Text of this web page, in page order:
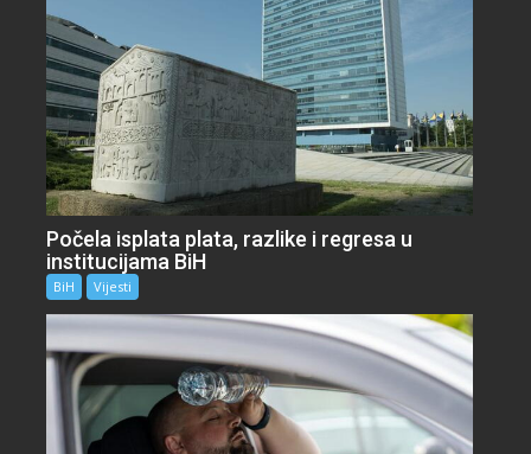
Počela isplata plata, razlike i regresa u
institucijama BiH
BiH Vijesti